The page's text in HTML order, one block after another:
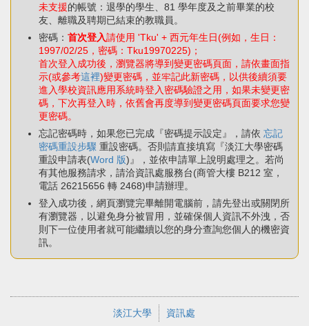
未支援的帳號：退學的學生、81 學年度及之前畢業的校
友、離職及聘期已結束的教職員。
密碼： 首次登入請使用 'Tku' + 西元年生日(例如，生日：
1997/02/25，密碼：Tku19970225)；
首次登入成功後，瀏覽器將導到變更密碼頁面，請依畫面指
示(或參考這裡)變更密碼，並牢記此新密碼，以供後續須要
進入學校資訊應用系統時登入密碼驗證之用，如果未變更密
碼，下次再登入時，依舊會再度導到變更密碼頁面要求您變
更密碼。
忘記密碼時，如果您已完成『密碼提示設定』，請依 忘記
密碼重設步驟 重設密碼。否則請直接填寫『淡江大學密碼
重設申請表(Word 版)』，並依申請單上說明處理之。若尚
有其他服務請求，請洽資訊處服務台(商管大樓 B212 室，
電話 26215656 轉 2468)申請辦理。
登入成功後，網頁瀏覽完畢離開電腦前，請先登出或關閉所
有瀏覽器，以避免身分被冒用，並確保個人資訊不外洩，否
則下一位使用者就可能繼續以您的身分查詢您個人的機密資
訊。
淡江大學 資訊處